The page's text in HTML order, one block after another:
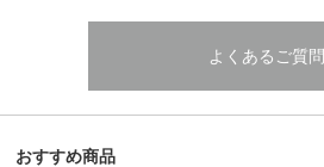
よくあるご質問
おすすめ商品